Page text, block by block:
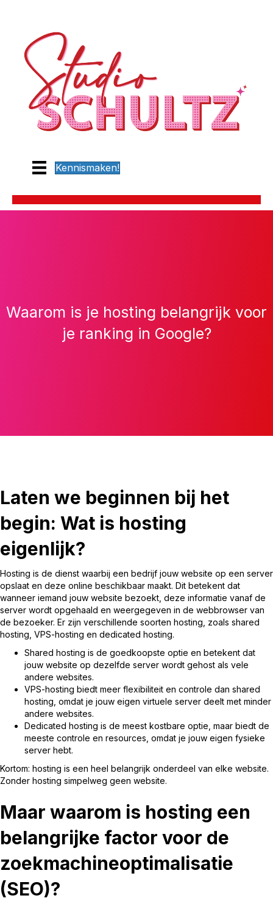
Kennismaken!
Waarom is je hosting belangrijk voor
je ranking in Google?
Laten we beginnen bij het
begin: Wat is hosting
eigenlijk?
Hosting is de dienst waarbij een bedrijf jouw website op een server
opslaat en deze online beschikbaar maakt. Dit betekent dat
wanneer iemand jouw website bezoekt, deze informatie vanaf de
server wordt opgehaald en weergegeven in de webbrowser van
de bezoeker. Er zijn verschillende soorten hosting, zoals shared
hosting, VPS-hosting en dedicated hosting.
Shared hosting is de goedkoopste optie en betekent dat
jouw website op dezelfde server wordt gehost als vele
andere websites.
VPS-hosting biedt meer flexibiliteit en controle dan shared
hosting, omdat je jouw eigen virtuele server deelt met minder
andere websites.
Dedicated hosting is de meest kostbare optie, maar biedt de
meeste controle en resources, omdat je jouw eigen fysieke
server hebt.
Kortom: hosting is een heel belangrijk onderdeel van elke website.
Zonder hosting simpelweg geen website.
Maar waarom is hosting een
belangrijke factor voor de
zoekmachineoptimalisatie
(SEO)?